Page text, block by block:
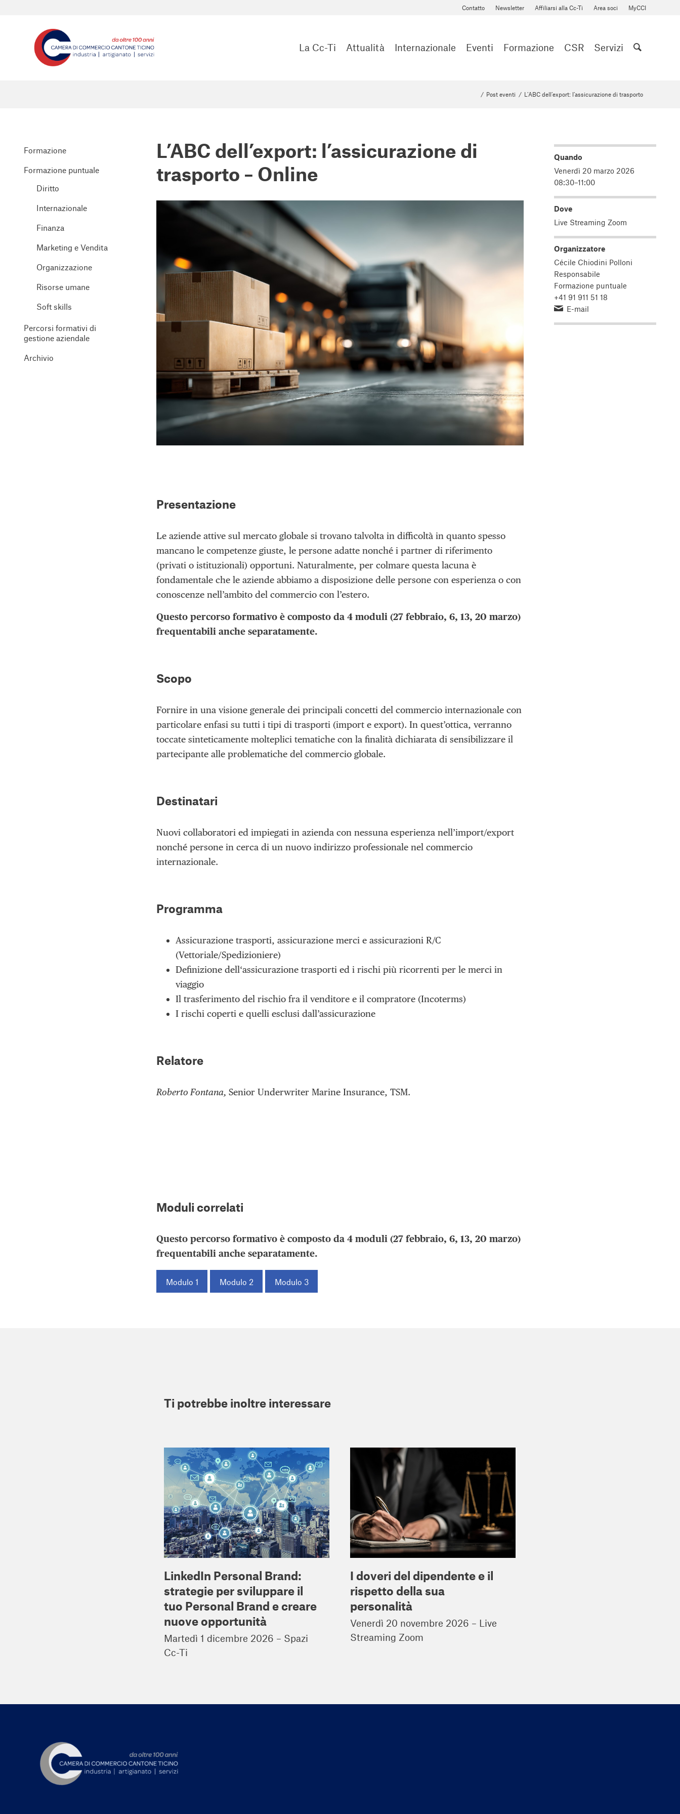
Contatto Newsletter Affiliarsi alla Cc-Ti Area soci MyCCI
La Cc-Ti Attualità Internazionale Eventi Formazione CSR Servizi
/ Post eventi / L’ABC dell’export: l’assicurazione di trasporto
Formazione
Formazione puntuale
Diritto
Internazionale
Finanza
Marketing e Vendita
Organizzazione
Risorse umane
Soft skills
Percorsi formativi di
gestione aziendale
Archivio
L’ABC dell’export: l’assicurazione di
trasporto – Online
Presentazione
Le aziende attive sul mercato globale si trovano talvolta in difficoltà in quanto spesso
mancano le competenze giuste, le persone adatte nonché i partner di riferimento
(privati o istituzionali) opportuni. Naturalmente, per colmare questa lacuna è
fondamentale che le aziende abbiamo a disposizione delle persone con esperienza o con
conoscenze nell’ambito del commercio con l’estero.
Questo percorso formativo è composto da 4 moduli (27 febbraio, 6, 13, 20 marzo)
frequentabili anche separatamente.
Scopo
Fornire in una visione generale dei principali concetti del commercio internazionale con
particolare enfasi su tutti i tipi di trasporti (import e export). In quest’ottica, verranno
toccate sinteticamente molteplici tematiche con la finalità dichiarata di sensibilizzare il
partecipante alle problematiche del commercio globale.
Destinatari
Nuovi collaboratori ed impiegati in azienda con nessuna esperienza nell’import/export
nonché persone in cerca di un nuovo indirizzo professionale nel commercio
internazionale.
Programma
Assicurazione trasporti, assicurazione merci e assicurazioni R/C
(Vettoriale/Spedizioniere)
Definizione dell‘assicurazione trasporti ed i rischi più ricorrenti per le merci in
viaggio
Il trasferimento del rischio fra il venditore e il compratore (Incoterms)
I rischi coperti e quelli esclusi dall’assicurazione
Relatore
Roberto Fontana, Senior Underwriter Marine Insurance, TSM.
Quando
Venerdì 20 marzo 2026
08:30–11:00
Dove
Live Streaming Zoom
Organizzatore
Cécile Chiodini Polloni
Responsabile
Formazione puntuale
+41 91 911 51 18
E-mail
Moduli correlati
Questo percorso formativo è composto da 4 moduli (27 febbraio, 6, 13, 20 marzo)
frequentabili anche separatamente.
Modulo 1 Modulo 2 Modulo 3
Ti potrebbe inoltre interessare
LinkedIn Personal Brand:
strategie per sviluppare il
tuo Personal Brand e creare
nuove opportunità
Martedì 1 dicembre 2026 – Spazi
Cc-Ti
I doveri del dipendente e il
rispetto della sua
personalità
Venerdì 20 novembre 2026 – Live
Streaming Zoom